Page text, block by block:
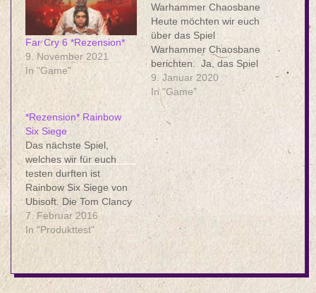
Far Cry 6 *Rezension*
9. November 2021
In "Game"
Warhammer Chaosbane
Heute möchten wir euch
über das Spiel
Warhammer Chaosbane
berichten. Ja, das Spiel
ist bereits am 4.6.2019
erschienen, ist aber
relativ spät bei uns
gelandet. Wir sind
Diablo Fans und mögen
Universum, somit war es
schon ein…
9. Januar 2020
In "Game"
*Rezension* Rainbow
Six Siege
Das nächste Spiel,
welches wir für euch
testen durften ist
Rainbow Six Siege von
Ubisoft. Die Tom Clancy
Reihe hat zuwachs in
Form von Rainbow Six
haben das Spiel für die
Xbox One bekommen.
Es ist aber auch für die
7. Februar 2016
In "Produkttest"
2020-